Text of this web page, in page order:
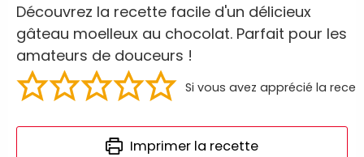
Découvrez la recette facile d'un délicieux
gâteau moelleux au chocolat. Parfait pour les
amateurs de douceurs !
Si vous avez apprécié la
Imprimer la recette